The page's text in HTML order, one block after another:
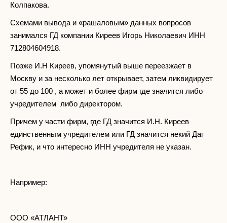
Колпакова.
Схемами вывода и «рашаловым» данных вопросов
занимался ГД компании Киреев Игорь Николаевич ИНН
712804604918.
Позже И.Н Киреев, упомянутый выше переезжает в
Москву и за несколько лет открывает, затем ликвидирует
от 55 до 100 , а может и более фирм где значится либо
учредителем либо директором.
Причем у части фирм, где ГД значится И.Н. Киреев
единственным учредителем или ГД значится некий Даг
Рефик, и что интересно ИНН учредителя не указан.
Например:
ООО «АТЛАНТ»